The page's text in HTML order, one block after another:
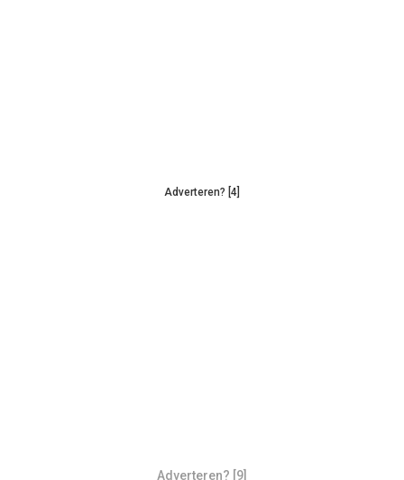
Adverteren? [4]
Adverteren? [9]